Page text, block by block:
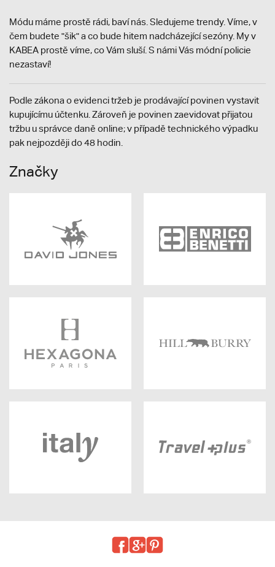
Módu máme prostě rádi, baví nás. Sledujeme trendy. Víme, v
čem budete "šik" a co bude hitem nadcházející sezóny. My v
KABEA prostě víme, co Vám sluší. S námi Vás módní policie
nezastaví!
Podle zákona o evidenci tržeb je prodávající povinen vystavit
kupujícímu účtenku. Zároveň je povinen zaevidovat přijatou
tržbu u správce daně online; v případě technického výpadku
pak nejpozději do 48 hodin.
Značky